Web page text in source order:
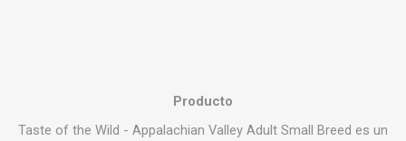
Producto
Taste of the Wild - Appalachian Valley Adult Small Breed es un